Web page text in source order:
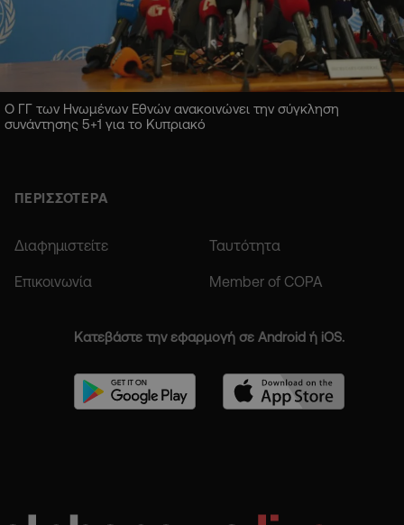
Ο ΓΓ των Ηνωμένων Εθνών ανακοινώνει την σύγκληση
συνάντησης 5+1 για το Κυπριακό
ΠΕΡΙΣΣΟΤΕΡΑ
Διαφημιστείτε Ταυτότητα
Επικοινωνία Member of COPA
Κατεβάστε την εφαρμογή σε Android ή iOS.